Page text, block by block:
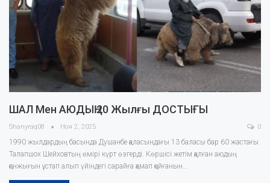
ШАЛ Мен АЮДЫҢ 20 Жылғы ДОСТЫҒЫ
Shanyraq08 Ноя 2, 2025 0
1990 жылдардың басында Душанбе қаласындағы 13 баласы бар 60 жастағы
Талапшох Шейховтың өмірі күрт өзгерді. Көршісі жетім қалған аюдың
қонжығын ұстап алып үйіндегі сарайға қамап қойғанын…